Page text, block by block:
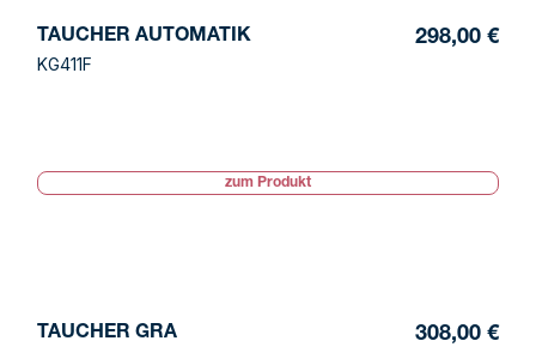
TAUCHER AUTOMATIK
KG411F
298,00 €
zum Produkt
TAUCHER GRA
308,00 €